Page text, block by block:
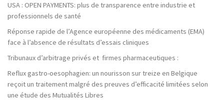
USA : OPEN PAYMENTS: plus de transparence entre industrie et
professionnels de santé
Réponse rapide de l’Agence européenne des médicaments (EMA)
face à l’absence de résultats d’essais cliniques
Tribunaux d’arbitrage privés et firmes pharmaceutiques :
Reflux gastro-oesophagien: un nourisson sur treize en Belgique
reçoit un traitement malgré des preuves d’efficacité limitées selon
une étude des Mutualités Libres